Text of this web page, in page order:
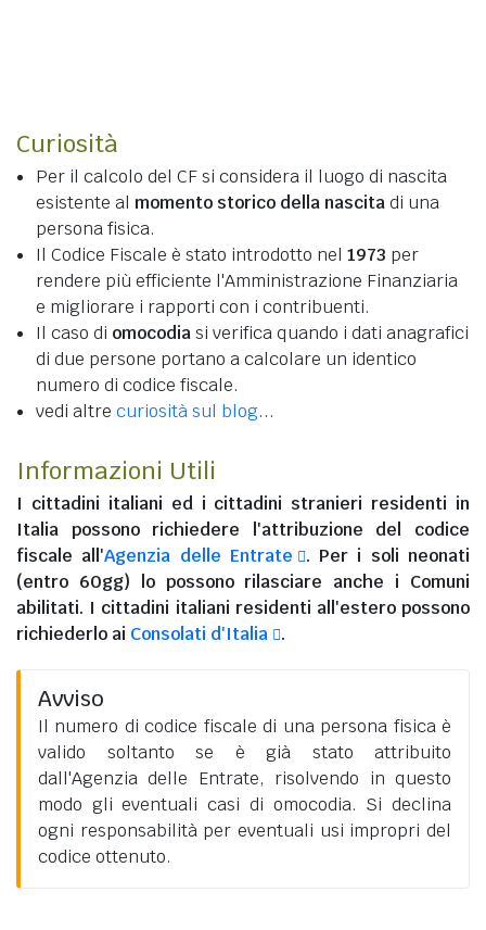
Curiosità
Per il calcolo del CF si considera il luogo di nascita
esistente al momento storico della nascitadi una
persona fisica.
Il Codice Fiscale è stato introdotto nel 1973 per
rendere più efficiente l'Amministrazione Finanziaria
e migliorare i rapporti con i contribuenti.
Il caso di omocodiasi verifica quando i dati anagrafici
di due persone portano a calcolare un identico
numero di codice fiscale.
vedi altre curiosità sul blog...
Informazioni Utili
I cittadini italiani ed i cittadini stranieri residenti in
Italia possono richiedere l'attribuzione del codice
fiscale all'Agenzia delle Entrate
. Per i soli neonati
(entro 60gg) lo possono rilasciare anche i Comuni
abilitati. I cittadini italiani residenti all'esteropossono
richiederlo ai Consolati d'Italia .
Avviso
Il numero di codice fiscale di una persona fisica è
valido soltanto se è già stato attribuito
dall'Agenzia delle Entrate, risolvendo in questo
modo gli eventuali casi di omocodia. Si declina
ogni responsabilità per eventuali usi impropri del
codice ottenuto.